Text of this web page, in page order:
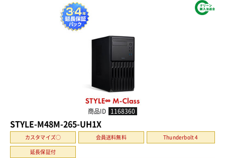
商品ID 1168360
STYLE-M48M-265-UH1X
カスタマイズ○ 会員送料無料
Thunderbolt 4
延長保証付